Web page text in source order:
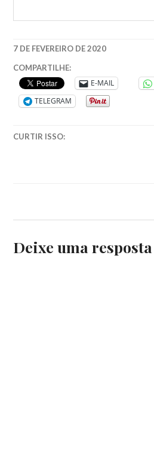
7 DE FEVEREIRO DE 2020
CLASSICOS
GREGOS,
GRECIA,
HESÍODO,
COMPARTILHE:
E-MAIL
TELEGRAM
CURTIR ISSO:
Deixe uma resposta